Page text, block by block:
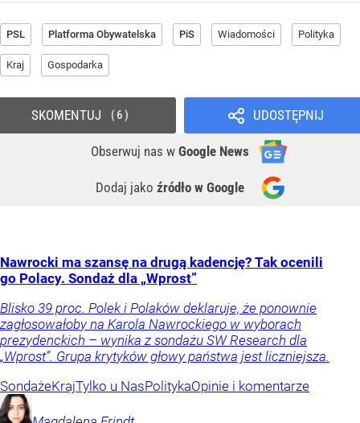
PSL Platforma Obywatelska PiS Wiadomości Polityka
Kraj Gospodarka
UDOSTĘPNIJ
Obserwuj nas w Google News
Dodaj jako źródło w Google
SKOMENTUJ 6
Nawrocki ma szansę na drugą kadencję? Tak ocenili
go Polacy. Sondaż dla „Wprost”
Blisko 39 proc. Polek i Polaków deklaruje, że ponownie
zagłosowałoby na Karola Nawrockiego w wyborach
prezydenckich – wynika z sondażu SW Research dla
„Wprost”. Grupa krytyków głowy państwa jest liczniejsza.
SondażeKrajTylko u NasPolitykaOpinie i komentarze